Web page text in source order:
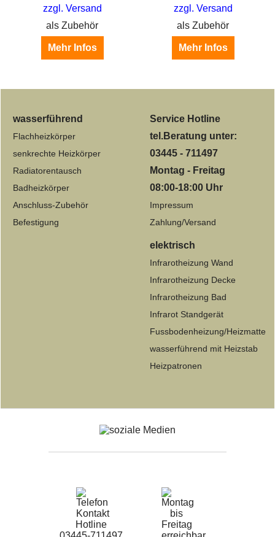
zzgl. Versand
als Zubehör
Mehr Infos
zzgl. Versand
als Zubehör
Mehr Infos
Service Hotline
tel.Beratung unter:
03445 - 711497
Montag - Freitag
08:00-18:00 Uhr
Impressum
Zahlung/Versand
wasserführend
Flachheizkörper
senkrechte Heizkörper
Radiatorentausch
Badheizkörper
Anschluss-Zubehör
Befestigung
elektrisch
Infrarotheizung Wand
Infrarotheizung Decke
Infrarotheizung Bad
Infrarot Standgerät
Fussbodenheizung/Heizmatte
wasserführend mit Heizstab
Heizpatronen
Hotline